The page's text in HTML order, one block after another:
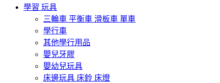
學習 玩具
三輪車 平衡車 滑板車 單車
學行車
其他學行用品
嬰兒牙膠
嬰幼兒玩具
床邊玩具 床鈴 床燈